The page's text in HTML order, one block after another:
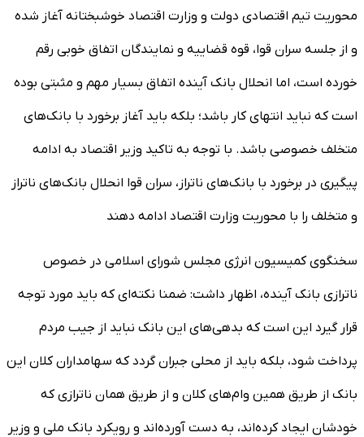
محوریت تیم اقتصادی دولت و وزارت اقتصاد خوشبختانه آغاز شده
و از جلسه سران قوا، قوه قضاییه و نمایندگان اتفاق خوبی رقم
خورده است، اما انحلال بانک آینده اتفاق بسیار مهم و مثبتی بوده
است که نباید انتهای کار باشد؛ بلکه باید آغاز برخورد با بانک‌های
متخلف خصوصی باشد. با توجه به تاکید وزیر اقتصاد به ادامه
پیگیری در برخورد با بانک‌های ناتراز، سران قوا انحلال بانک‌های ناتراز
و متخلف را با محوریت وزارت اقتصاد ادامه دهند
سخنگوی کمیسیون انرژی مجلس شورای اسلامی در خصوص
ناترازی بانک آینده، اظهار داشت: ضمنا نکته‌ای که باید مورد توجه
قرار گیرد این است که بدهی‌های این بانک نباید از جیب مردم
پرداخت شود، بلکه باید از محلی جبران گردد که سهامداران کلان این
بانک از طریق همین وام‌های کلان و از طریق همان ناترازی که
خودشان ایجاد کرده‌اند، به دست آورده‌اند و رویکرد بانک ملی و وزیر